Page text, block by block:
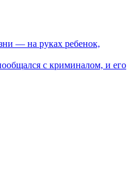
— на руках ребенок,
с криминалом, и его